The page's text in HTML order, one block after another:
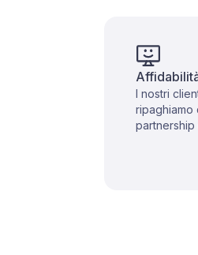
I nostri
ripaghiamo
partnership